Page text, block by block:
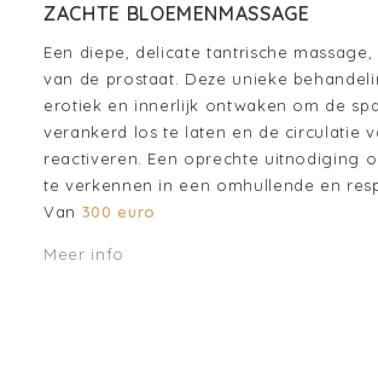
ZACHTE BLOEMENMASSAGE
Een diepe, delicate tantrische
van de prostaat. Deze unieke
erotiek en innerlijk ontwaken om de
verankerd los te laten en de circulatie
reactiveren. Een oprechte uitnodiging
te verkennen in een omhullende en
Van 300 euro
Meer info